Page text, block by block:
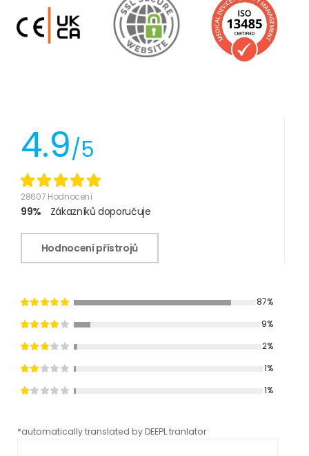
4.9/5
28607 Hodnocení
99% Zákazníků doporučuje
Hodnocení přístrojů
87%
9%
2%
1%
1%
*automatically translated by DEEPL tranlator